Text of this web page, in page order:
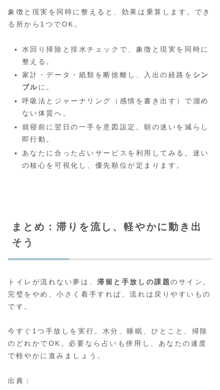
象徴と現実を同時に整えると、効果は乗算します。でき
る所から1つでOK。
水回り掃除と排水チェックで、象徴と現実を同時に
整える。
家計・データ・紙類を断捨離し、入出の経路を シン
プルに。
呼吸法とジャーナリング（感情を書き出す）で溜め
ない体質へ。
就寝前に翌日の一手を意図設定。朝の迷いを減らし
即行動。
あなたに合った占いサービスを利用してみる。迷い
の核心を可視化し、優先順位が定まります。
まとめ：滞りを流し、軽やかに動き出
そう
トイレが流れない夢は、滞留と手放しの課題のサイン。
完璧をやめ、小さく着手すれば、流れは戻りやすいもの
です。
今すぐ1つ手放しを実行。水分、睡眠、ひとこと、掃除
のどれかでOK。必要なら占いも併用し、あなたの速度
で軽やかに進みましょう。
出典：